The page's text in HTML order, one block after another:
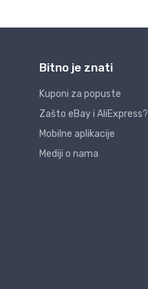
Bitno je znati
Kuponi za popuste
Zašto eBay i AliExpress?
Mobilne aplikacije
Mediji o nama